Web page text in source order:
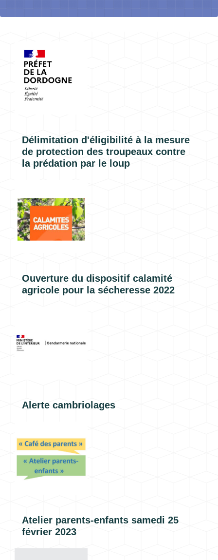
Délimitation d'éligibilité à la mesure
de protection des troupeaux contre
la prédation par le loup
Ouverture du dispositif calamité
agricole pour la sécheresse 2022
Alerte cambriolages
Atelier parents-enfants samedi 25
février 2023